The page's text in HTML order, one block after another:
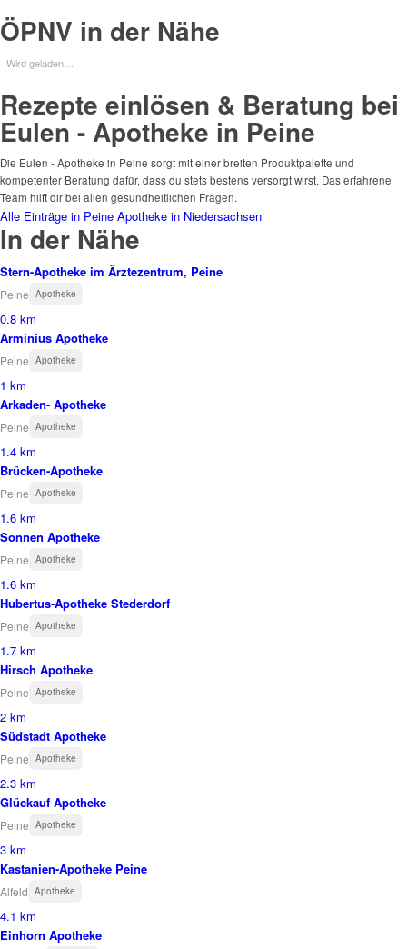
ÖPNV in der Nähe
Wird geladen…
Rezepte einlösen & Beratung bei
Eulen - Apotheke in Peine
Die Eulen - Apotheke in Peine sorgt mit einer breiten Produktpalette und
kompetenter Beratung dafür, dass du stets bestens versorgt wirst. Das erfahrene
Team hilft dir bei allen gesundheitlichen Fragen.
Alle Einträge in Peine Apotheke in Niedersachsen
In der Nähe
Stern-Apotheke im Ärztezentrum, Peine
Peine Apotheke
0.8 km
Arminius Apotheke
Peine Apotheke
1 km
Arkaden- Apotheke
Peine Apotheke
1.4 km
Brücken-Apotheke
Peine Apotheke
1.6 km
Sonnen Apotheke
Peine Apotheke
1.6 km
Hubertus-Apotheke Stederdorf
Peine Apotheke
1.7 km
Hirsch Apotheke
Peine Apotheke
2 km
Südstadt Apotheke
Peine Apotheke
2.3 km
Glückauf Apotheke
Peine Apotheke
3 km
Kastanien-Apotheke Peine
Alfeld Apotheke
4.1 km
Einhorn Apotheke